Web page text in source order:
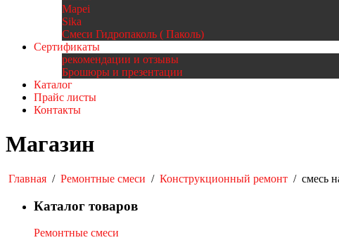
Mapei
Sika
Смеси Гидропаколь ( Паколь)
Сертификаты
рекомендации и отзывы
Брошюры и презентации
Каталог
Прайс листы
Контакты
Магазин
Главная / Ремонтные смеси / Конструкционный ремонт / смесь
Каталог товаров
Ремонтные смеси